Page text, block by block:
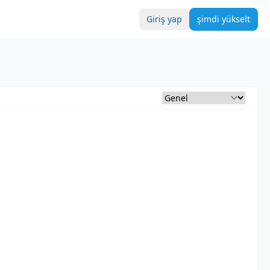
Giriş yap şimdi yükselt